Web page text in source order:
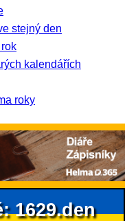
stejný den
kalendářích
roky
1629.den